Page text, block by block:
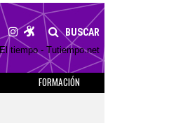
BUSCAR
El tiempo - Tutiempo.net
FORMACIÓN